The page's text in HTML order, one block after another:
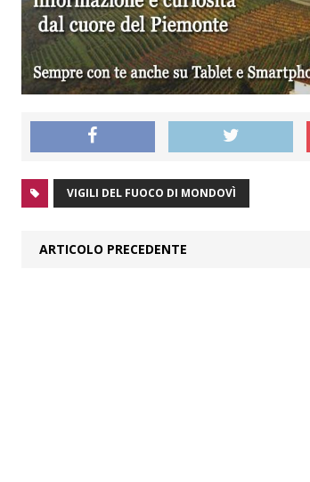
VIGILI DEL FUOCO DI MONDOVÌ
ARTICOLO PRECEDENTE